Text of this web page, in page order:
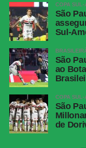
WhatsApp
Facebook
Twitter
Messenger
LinkedIn
Share
COPA SUL-
São
Sul-
São
ao
COPA SUL-
São
de